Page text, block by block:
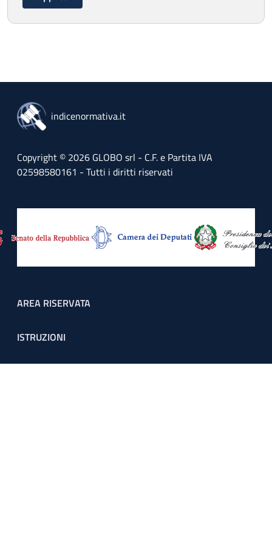
indicenormativa.it
Copyright © 2026 GLOBO srl - C.F. e Partita IVA
02598580161 - Tutti i diritti riservati
Footer menu
AREA RISERVATA
ISTRUZIONI